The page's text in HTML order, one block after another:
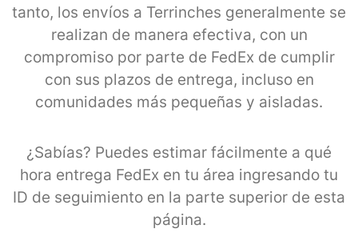
tanto, los envíos a Terrinches generalmente se
realizan de manera efectiva, con un
compromiso por parte de FedEx de cumplir
con sus plazos de entrega, incluso en
comunidades más pequeñas y aisladas.
¿Sabías? Puedes estimar fácilmente a qué
hora entrega FedEx en tu área ingresando tu
ID de seguimiento en la parte superior de esta
página.